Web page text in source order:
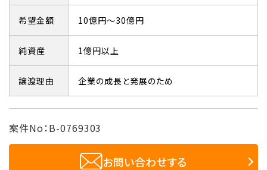
希望金額 10億円～30億円
純資産 1億円以上
譲渡理由 企業の成長と発展のため
案件No：B-0769303
お問い合わせする